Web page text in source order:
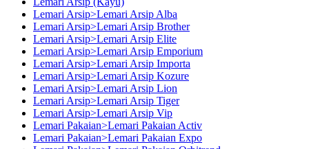
Lemari Arsip>Lemari Arsip Alba
Lemari Arsip>Lemari Arsip Brother
Lemari Arsip>Lemari Arsip Elite
Lemari Arsip>Lemari Arsip Emporium
Lemari Arsip>Lemari Arsip Importa
Lemari Arsip>Lemari Arsip Kozure
Lemari Arsip>Lemari Arsip Lion
Lemari Arsip>Lemari Arsip Tiger
Lemari Arsip>Lemari Arsip Vip
Lemari Pakaian>Lemari Pakaian Activ
Lemari Pakaian>Lemari Pakaian Expo